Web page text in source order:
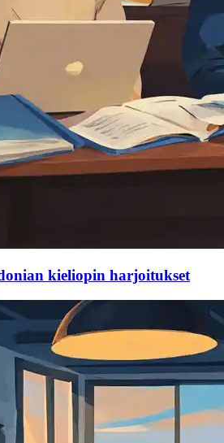
kieliopin harjoitukset